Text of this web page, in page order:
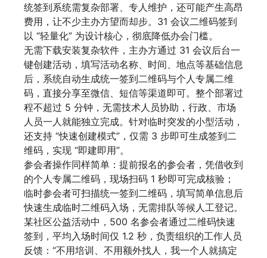
统签到系统需复杂部署、专人维护，还可能产生高昂
费用，让不少主办方望而却步。31 会议二维码签到
以 “轻量化” 为设计核心，彻底降低办会门槛。
无需下载安装复杂软件，主办方通过 31 会议后台一
键创建活动，填写活动名称、时间、地点等基础信息
后，系统自动生成统一签到二维码与个人专属二维
码，直接分享至微信、短信等渠道即可。整个部署过
程不超过 5 分钟，无需技术人员协助，行政、市场
人员一人就能独立完成。针对临时突发的小型活动，
还支持 “快速创建模式”，仅需 3 步即可生成签到二
维码，实现 “即建即用”。
参会者操作同样简单：提前报名的参会者，凭借收到
的个人专属二维码，现场扫码 1 秒即可完成核验；
临时参会者可扫描统一签到二维码，填写简单信息后
快速生成临时二维码入场，无需排队等候人工登记。
某社区公益活动中，500 名参会者通过二维码快速
签到，平均入场时间仅 1.2 秒，负责组织的工作人员
反馈：“不用培训、不用额外找人，我一个人就搞定